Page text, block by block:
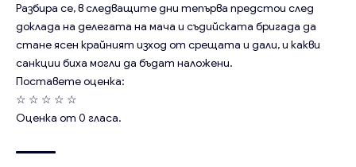
Разбира се, в следващите дни тепърва предстои след
доклада на делегата на мача и съдийската бригада да
стане ясен крайният изход от срещата и дали, и какви
санкции биха могли да бъдат наложени.
Поставете оценка:
☆ ☆ ☆ ☆ ☆
Оценка от 0 гласа.